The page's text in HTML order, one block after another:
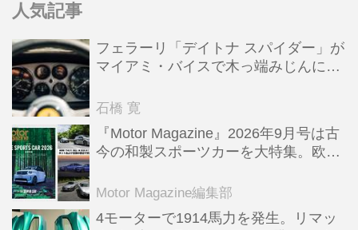
人気記事
フェラーリ「デイトナ スパイダー」が
マイアミ・バイスで木っ端みじんにな
石橋 寛
『Motor Magazine』2026年9月号は古
今の和製スポーツカーを大特集。欧州
Motor Magazine編集部
4モーターで1914馬力を発生。リマッ